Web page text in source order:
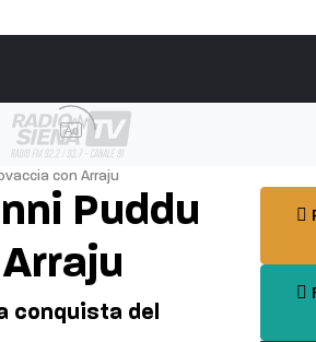
Ad
con Arraju
Puddu
conquista del